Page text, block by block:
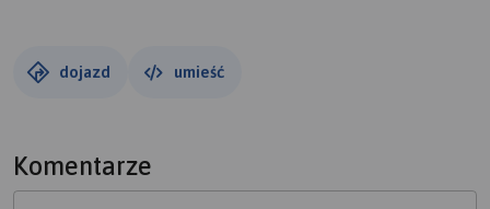
dojazd umieść
Komentarze